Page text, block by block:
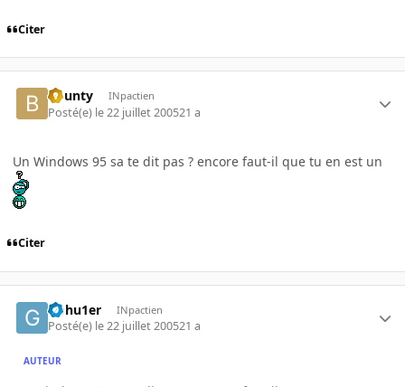
Citer
bounty INpactien
Posté(e) le 22 juillet 200521 a
Un Windows 95 sa te dit pas ? encore faut-il que tu en est un
Citer
Gohu1er INpactien
Posté(e) le 22 juillet 200521 a
AUTEUR